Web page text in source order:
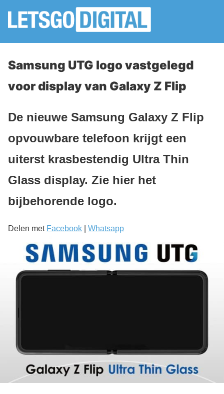
Samsung UTG logo vastgelegd
voor display van Galaxy Z Flip
De nieuwe Samsung Galaxy Z Flip
opvouwbare telefoon krijgt een
uiterst krasbestendig Ultra Thin
Glass display. Zie hier het
bijbehorende logo.
Delen met Facebook Whatsapp